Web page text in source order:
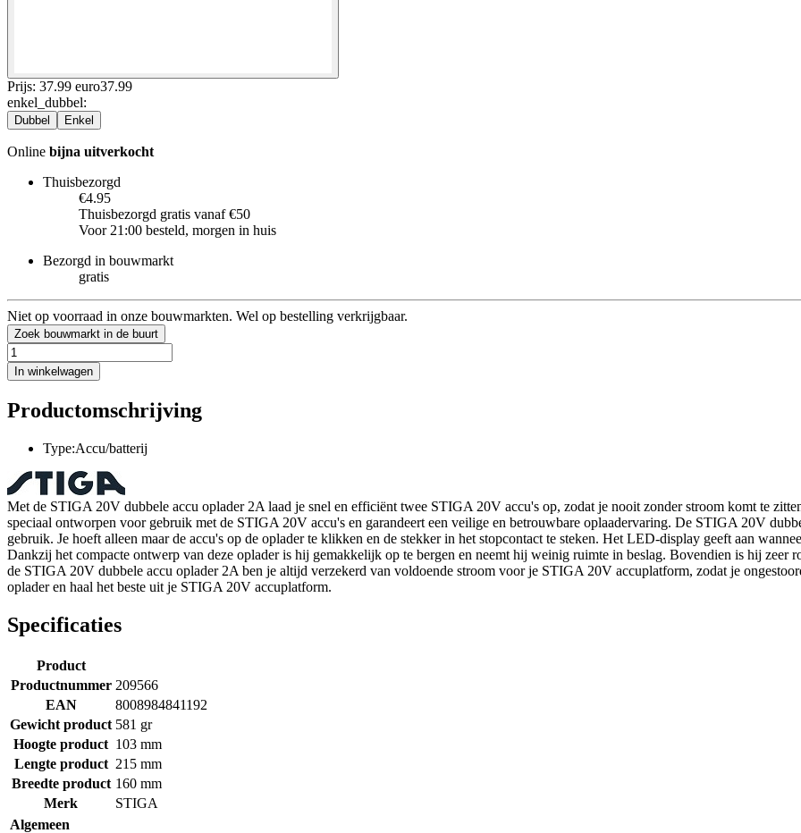
Prijs: 37.99 euro37.99
enkel_dubbel:
Dubbel Enkel
Online bijna uitverkocht
Thuisbezorgd
€4.95
Thuisbezorgd gratis vanaf €50
Voor 21:00 besteld, morgen in huis
Bezorgd in bouwmarkt
gratis
Niet op voorraad in onze bouwmarkten. Wel op bestelling verkrijgbaar.
Zoek bouwmarkt in de buurt
In winkelwagen
Productomschrijving
Type:Accu/batterij
Met de STIGA 20V dubbele accu oplader 2A laad je snel en efficiënt twee STIGA 20V accu's op, zodat je nooit zonder stroom komt te
speciaal ontworpen voor gebruik met de STIGA 20V accu's en garandeert een veilige en betrouwbare oplaadervaring. De STIGA 20V
gebruik. Je hoeft alleen maar de accu's op de oplader te klikken en de stekker in het stopcontact te steken. Het LED-display geeft aan
Dankzij het compacte ontwerp van deze oplader is hij gemakkelijk op te bergen en neemt hij weinig ruimte in beslag. Bovendien is hij zeer
de STIGA 20V dubbele accu oplader 2A ben je altijd verzekerd van voldoende stroom voor je STIGA 20V accuplatform, zodat je
oplader en haal het beste uit je STIGA 20V accuplatform.
Specificaties
Product
Productnummer 209566
EAN
8008984841192
Gewicht product 581 gr
Hoogte product 103 mm
Lengte product 215 mm
Breedte product 160 mm
Merk
STIGA
Algemeen